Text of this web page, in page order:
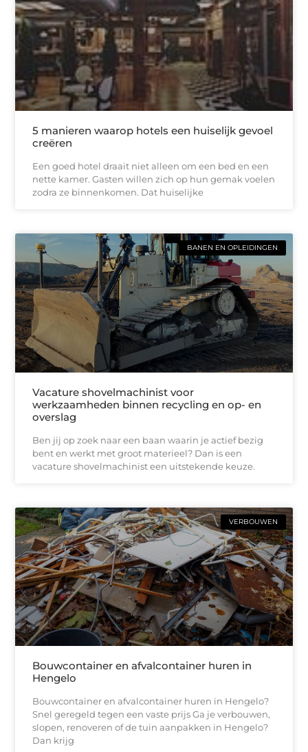
5 manieren waarop hotels een huiselijk gevoel
creëren
Een goed hotel draait niet alleen om een bed en een
nette kamer. Gasten willen zich op hun gemak voelen
zodra ze binnenkomen. Dat huiselijke
BANEN EN OPLEIDINGEN
Vacature shovelmachinist voor
werkzaamheden binnen recycling en op- en
overslag
Ben jij op zoek naar een baan waarin je actief bezig
bent en werkt met groot materieel? Dan is een
vacature shovelmachinist een uitstekende keuze.
VERBOUWEN
Bouwcontainer en afvalcontainer huren in
Hengelo
Bouwcontainer en afvalcontainer huren in Hengelo?
Snel geregeld tegen een vaste prijs Ga je verbouwen,
slopen, renoveren of de tuin aanpakken in Hengelo?
Dan krijg